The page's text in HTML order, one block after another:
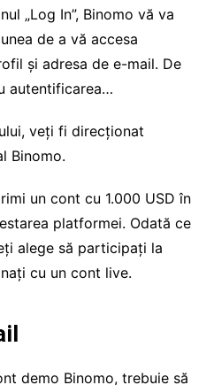
„Log In”, Binomo vă va
de a vă accesa
și adresa de e-mail. De
autentificarea…
veți fi direcționat
Binomo.
un cont cu 1.000 USD în
platformei. Odată ce
alege să participați la
cu un cont live.
demo Binomo, trebuie să